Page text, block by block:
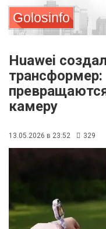
Golosinfo
Huawei
камеру
13.05.2026 в 23:52 329